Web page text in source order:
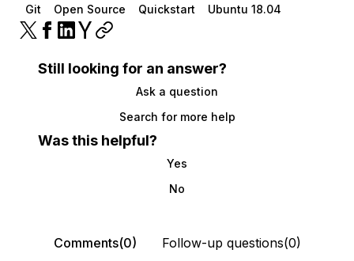
Git Open Source Quickstart Ubuntu 18.04
Still looking for an answer?
Ask a question
Search for more help
Was this helpful?
Yes
No
Comments(0) Follow-up questions(0)